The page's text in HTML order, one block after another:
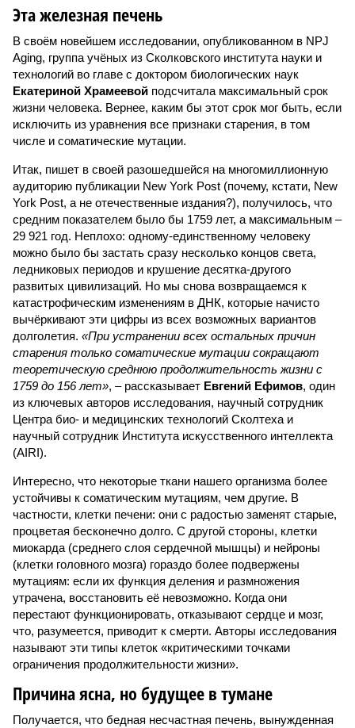
Эта железная печень
В своём новейшем исследовании, опубликованном в NPJ
Aging, группа учёных из Сколковского института науки и
технологий во главе с доктором биологических наук
Екатериной Храмеевой подсчитала максимальный срок
жизни человека. Вернее, каким бы этот срок мог быть, если
исключить из уравнения все признаки старения, в том
числе и соматические мутации.
Итак, пишет в своей разошедшейся на многомиллионную
аудиторию публикации New York Post (почему, кстати, New
York Post, а не отечественные издания?), получилось, что
средним показателем было бы 1759 лет, а максимальным –
29 921 год. Неплохо: одному-единственному человеку
можно было бы застать сразу несколько концов света,
ледниковых периодов и крушение десятка-другого
развитых цивилизаций. Но мы снова возвращаемся к
катастрофическим изменениям в ДНК, которые начисто
вычёркивают эти цифры из всех возможных вариантов
долголетия. «При устранении всех остальных причин
старения только соматические мутации сокращают
теоретическую среднюю продолжительность жизни с
1759 до 156 лет», – рассказывает Евгений Ефимов, один
из ключевых авторов исследования, научный сотрудник
Центра био- и медицинских технологий Сколтеха и
научный сотрудник Института искусственного интеллекта
(AIRI).
Интересно, что некоторые ткани нашего организма более
устойчивы к соматическим мутациям, чем другие. В
частности, клетки печени: они с радостью заменят старые,
процветая бесконечно долго. С другой стороны, клетки
миокарда (среднего слоя сердечной мышцы) и нейроны
(клетки головного мозга) гораздо более подвержены
мутациям: если их функция деления и размножения
утрачена, восстановить её невозможно. Когда они
перестают функционировать, отказывают сердце и мозг,
что, разумеется, приводит к смерти. Авторы исследования
называют эти типы клеток «критическими точками
ограничения продолжительности жизни».
Причина ясна, но будущее в тумане
Получается, что бедная несчастная печень, вынужденная